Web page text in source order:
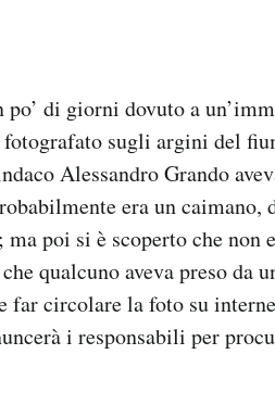
di giorni dovuto a
sugli argini del
Alessandro Grando
era un caimano,
poi si è scoperto che non
qualcuno aveva preso da
far circolare la foto su
i responsabili per